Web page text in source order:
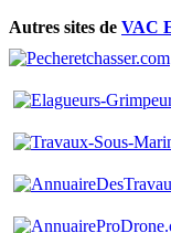
Autres sites de VAC